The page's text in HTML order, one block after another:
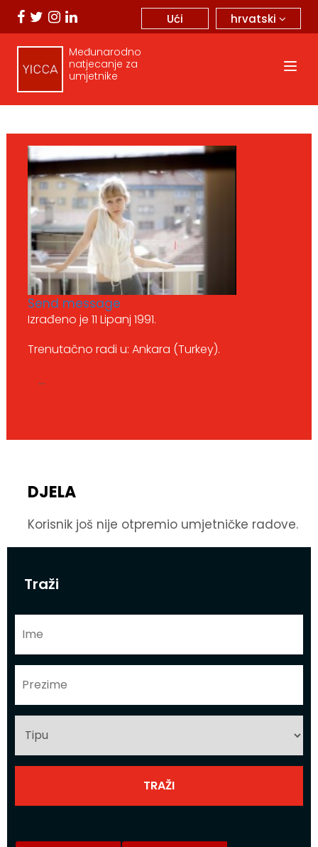
hrvatski
Ući
Međunarodno
natjecanje za
umjetnike
Traži
Send message
Izrađeno je 11 Lipanj 1991.
Trenutačno radi u: Ankara (Turkey).
...
DJELA
Korisnik još nije otpremio umjetničke radove.